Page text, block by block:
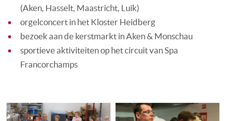
(Aken, Hasselt, Maastricht, Luik)
orgelconcert in het Kloster Heidberg
bezoek aan de kerstmarkt in Aken & Monschau
sportieve aktiviteiten op het circuit van Spa
Francorchamps